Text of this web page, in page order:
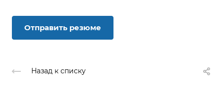
Отправить резюме
Назад к списку